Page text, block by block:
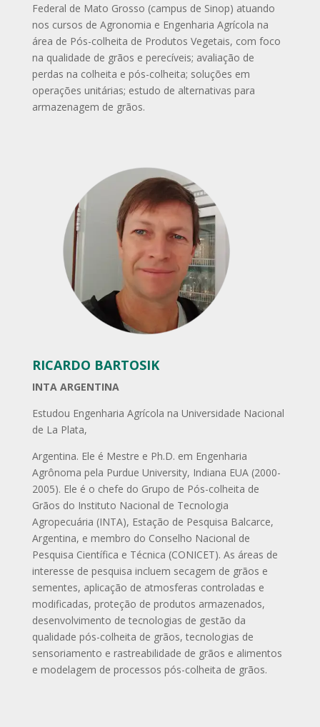
Federal de Mato Grosso (campus de Sinop) atuando
nos cursos de Agronomia e Engenharia Agrícola na
área de Pós-colheita de Produtos Vegetais, com foco
na qualidade de grãos e perecíveis; avaliação de
perdas na colheita e pós-colheita; soluções em
operações unitárias; estudo de alternativas para
armazenagem de grãos.
RICARDO BARTOSIK
INTA ARGENTINA
Estudou Engenharia Agrícola na Universidade Nacional
de La Plata,
Argentina. Ele é Mestre e Ph.D. em Engenharia
Agrônoma pela Purdue University, Indiana EUA (2000-
2005). Ele é o chefe do Grupo de Pós-colheita de
Grãos do Instituto Nacional de Tecnologia
Agropecuária (INTA), Estação de Pesquisa Balcarce,
Argentina, e membro do Conselho Nacional de
Pesquisa Científica e Técnica (CONICET). As áreas de
interesse de pesquisa incluem secagem de grãos e
sementes, aplicação de atmosferas controladas e
modificadas, proteção de produtos armazenados,
desenvolvimento de tecnologias de gestão da
qualidade pós-colheita de grãos, tecnologias de
sensoriamento e rastreabilidade de grãos e alimentos
e modelagem de processos pós-colheita de grãos.